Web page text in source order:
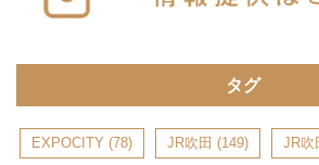
タグ
EXPOCITY (78) JR吹田 (149) JR吹